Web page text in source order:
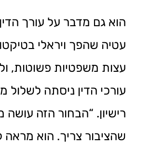
הוא גם מדבר על עורך
עטיה שהפך ויראלי
עצות משפטיות פשוטות,
עורכי הדין ניסתה לשלול
רישיון. “הבחור הזה עושה
שהציבור צריך. הוא מראה